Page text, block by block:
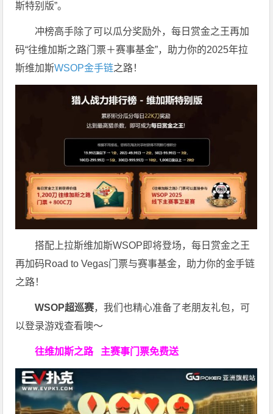
斯特别版”。
冲榜高手除了可以瓜分奖励外，每日赏金之王再加
码“往维加斯之路门票＋赛事基金”，助力你的2025年拉
斯维加斯WSOP金手链之路！
搭配上拉斯维加斯WSOP即将登场，每日赏金之王
再加码Road to Vegas门票与赛事基金，助力你的金手链
之路！
WSOP超巡赛，我们也精心准备了老朋友礼包，可
以登录游戏查看噢～
往维加斯之路 主赛事门票免费送